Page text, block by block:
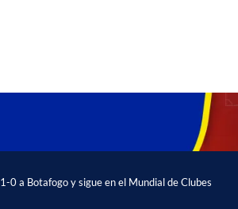
0 a Botafogo y sigue en el Mundial de Clubes